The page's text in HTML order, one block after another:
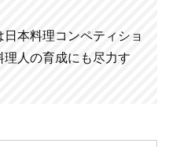
日本料理コンペティショ
人の育成にも尽力す